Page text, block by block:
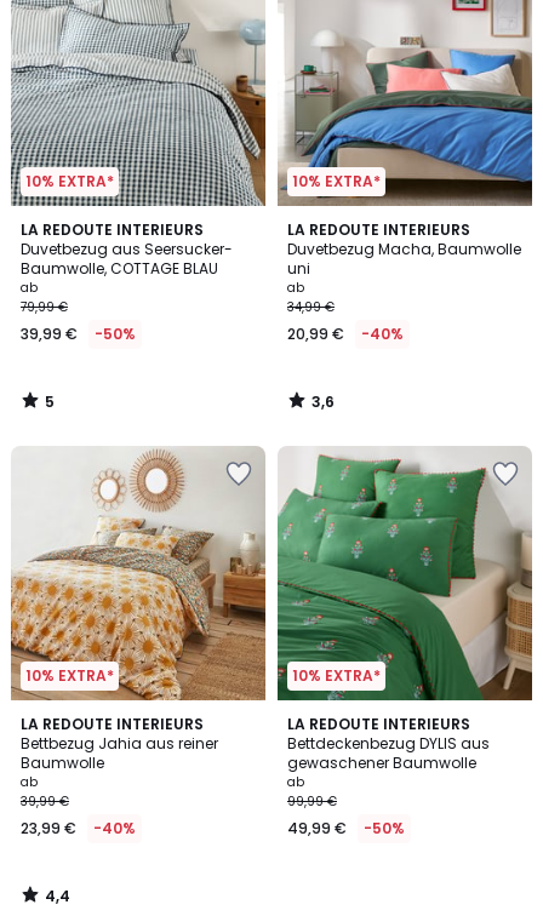
10% EXTRA*
LA REDOUTE INTERIEURS
Duvetbezug aus Seersucker-
Baumwolle, COTTAGE BLAU
ab
79,99 €
39,99 € -50%
5
/
5
5
/
10% EXTRA*
LA REDOUTE INTERIEURS
Duvetbezug Macha, Baumwolle
uni
ab
34,99 €
20,99 € -40%
3,6
/ 5
3,6
/
10% EXTRA*
LA REDOUTE INTERIEURS
Bettbezug Jahia aus reiner
Baumwolle
ab
39,99 €
23,99 € -40%
4,4
/ 5
4,4
/
10% EXTRA*
LA REDOUTE INTERIEURS
Bettdeckenbezug DYLIS aus
gewaschener Baumwolle
ab
99,99 €
49,99 € -50%